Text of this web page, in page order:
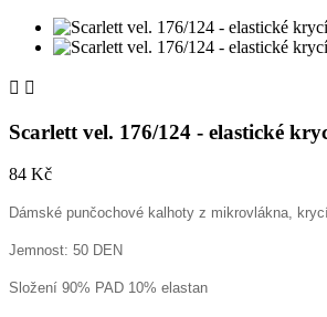
 
Scarlett vel. 176/124 - elastické
84 Kč
Dámské punčochové kalhoty z mikrovlákna,
Jemnost: 50 DEN
Složení 90% PAD 10% elastan